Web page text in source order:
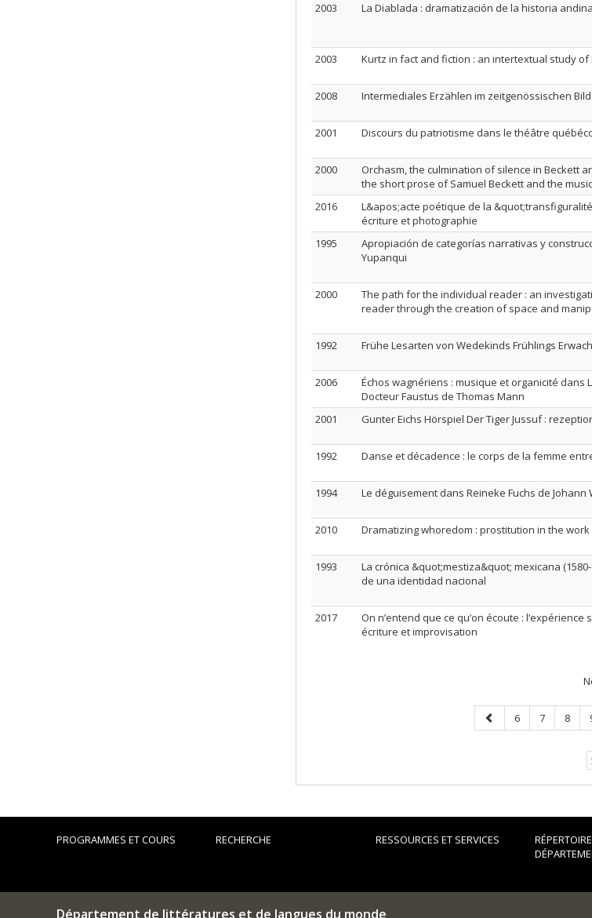
2003
La Diablada : dramatización de la historia andina
2003
Kurtz in fact and fiction : an intertextual study
2008
Intermediales Erzählen im zeitgenössischen
2001
Discours du patriotisme dans le théâtre
2000
Orchasm, the culmination of silence in Beckett
the short prose of Samuel Beckett and the
2016
L&apos;acte poétique de la
écriture et photographie
1995
Apropiación de categorías narrativas y
Yupanqui
2000
The path for the individual reader : an
reader through the creation of space and
1992 Frühe Lesarten von Wedekinds Frühlings
2006
Échos wagnériens : musique et organicité
Docteur Faustus de Thomas Mann
2001 Gunter Eichs Hörspiel Der Tiger Jussuf :
1992
Danse et décadence : le corps de la femme
1994
Le déguisement dans Reineke Fuchs de
2010
Dramatizing whoredom : prostitution in the
1993
La crónica &quot;mestiza&quot; mexicana
de una identidad nacional
2017
On n’entend que ce qu’on écoute :
écriture et improvisation
Page
précédente
Page
6 Page
7 Page
8
PROGRAMMES ET COURS RECHERCHE RESSOURCES ET SERVICES
Département de littératures et de langues du monde